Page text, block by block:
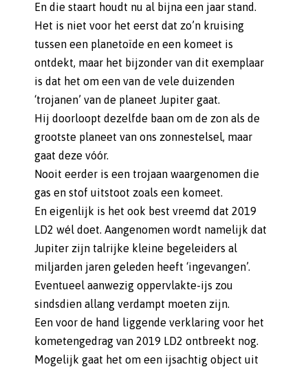
En die staart houdt nu al bijna een jaar stand.
Het is niet voor het eerst dat zo’n kruising
tussen een planetoïde en een komeet is
ontdekt, maar het bijzonder van dit exemplaar
is dat het om een van de vele duizenden
‘trojanen’ van de planeet Jupiter gaat.
Hij doorloopt dezelfde baan om de zon als de
grootste planeet van ons zonnestelsel, maar
gaat deze vóór.
Nooit eerder is een trojaan waargenomen die
gas en stof uitstoot zoals een komeet.
En eigenlijk is het ook best vreemd dat 2019
LD2 wél doet. Aangenomen wordt namelijk dat
Jupiter zijn talrijke kleine begeleiders al
miljarden jaren geleden heeft ‘ingevangen’.
Eventueel aanwezig oppervlakte-ijs zou
sindsdien allang verdampt moeten zijn.
Een voor de hand liggende verklaring voor het
kometengedrag van 2019 LD2 ontbreekt nog.
Mogelijk gaat het om een ijsachtig object uit